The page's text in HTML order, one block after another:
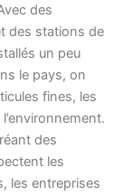
des
des stations de
un peu
le pays, on
fines, les
des
les
les entreprises